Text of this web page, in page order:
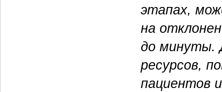
этапах,
на
до минуты.
ресурсов,
пациентов